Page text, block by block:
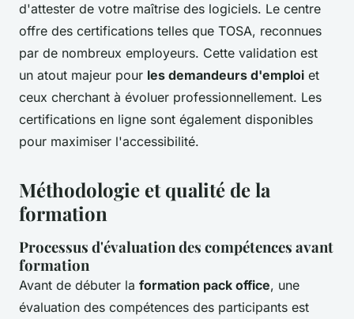
d'attester de votre maîtrise des logiciels. Le centre
offre des certifications telles que TOSA, reconnues
par de nombreux employeurs. Cette validation est
un atout majeur pour les demandeurs d'emploi et
ceux cherchant à évoluer professionnellement. Les
certifications en ligne sont également disponibles
pour maximiser l'accessibilité.
Méthodologie et qualité de la
formation
Processus d'évaluation des compétences avant
formation
Avant de débuter la formation pack office, une
évaluation des compétences des participants est